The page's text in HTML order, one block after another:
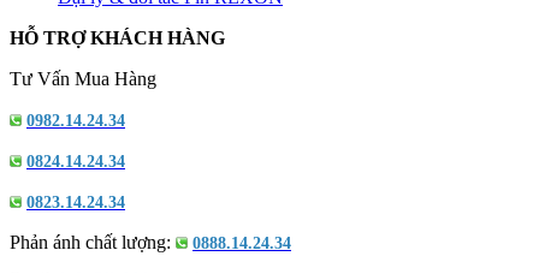
HỖ TRỢ KHÁCH HÀNG
Tư Vấn Mua Hàng
0982.14.24.34
0824.14.24.34
0823.14.24.34
Phản ánh chất lượng: 0888.14.24.34